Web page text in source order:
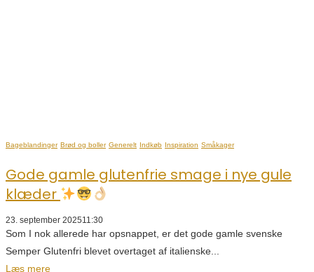
Bageblandinger Brød og boller Generelt Indkøb Inspiration Småkager
Gode gamle glutenfrie smage i nye gule
klæder
23. september 202511:30
Som I nok allerede har opsnappet, er det gode gamle svenske
Semper Glutenfri blevet overtaget af italienske...
Læs mere